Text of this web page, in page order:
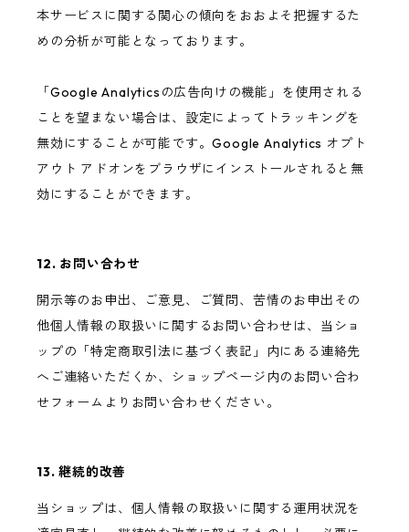
本サービスに関する関心の傾向をおおよそ把握するた
めの分析が可能となっております。
「Google Analyticsの広告向けの機能」を使用される
ことを望まない場合は、設定によってトラッキングを
無効にすることが可能です。Google Analytics オプト
アウト アドオンをブラウザにインストールされると無
効にすることができます。
12. お問い合わせ
開示等のお申出、ご意見、ご質問、苦情のお申出その
他個人情報の取扱いに関するお問い合わせは、当ショ
ップの「特定商取引法に基づく表記」内にある連絡先
へご連絡いただくか、ショップページ内のお問い合わ
せフォームよりお問い合わせください。
13. 継続的改善
当ショップは、個人情報の取扱いに関する運用状況を